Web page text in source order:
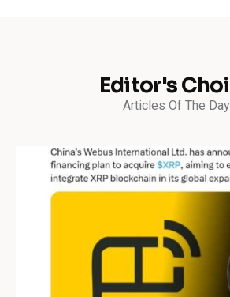
Editor's
Articles Of The Day